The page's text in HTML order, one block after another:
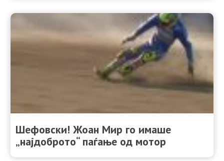
Шефовски! Жоан Мир го имаше
„најдоброто“ паѓање од мотор